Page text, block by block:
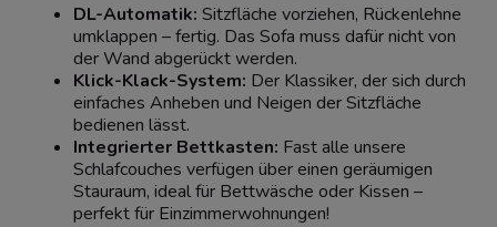
DL-Automatik: Sitzfläche vorziehen, Rückenlehne
umklappen – fertig. Das Sofa muss dafür nicht von
der Wand abgerückt werden.
Klick-Klack-System: Der Klassiker, der sich durch
einfaches Anheben und Neigen der Sitzfläche
bedienen lässt.
Integrierter Bettkasten: Fast alle unsere
Schlafcouches verfügen über einen geräumigen
Stauraum, ideal für Bettwäsche oder Kissen –
perfekt für Einzimmerwohnungen!